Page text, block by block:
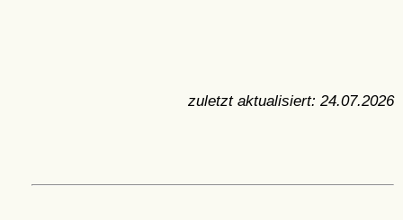
zuletzt aktualisiert: 24.07.2026